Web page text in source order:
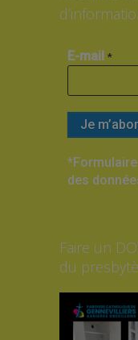
E-mail *
des
Faire un
du